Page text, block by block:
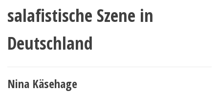
salafistische Szene in
Deutschland
Nina Käsehage